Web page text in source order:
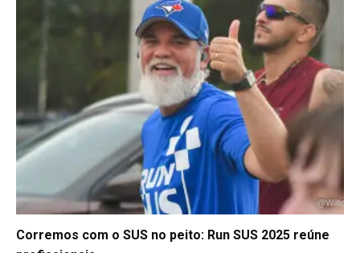
Corremos com o SUS no peito: Run SUS 2025 reúne